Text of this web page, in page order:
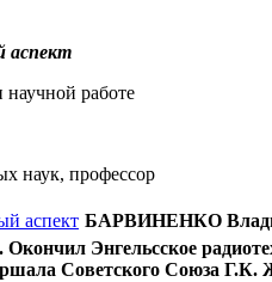
аспект
работе
наук, профессор
БАРВИНЕНКО
Окончил Энгельсское
Советского Союза Г.К.